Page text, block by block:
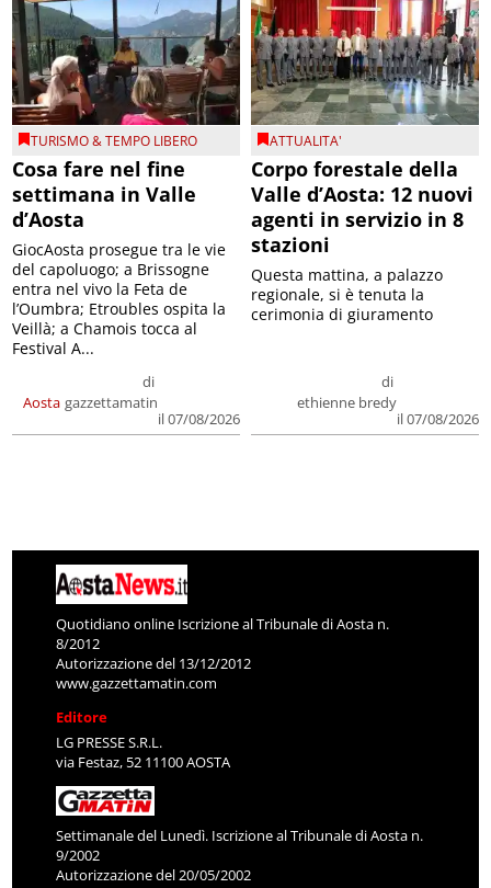
TURISMO & TEMPO LIBERO
Cosa fare nel fine
settimana in Valle
d’Aosta
Aosta
di
gazzettamatin
il 07/08/2026
GiocAosta prosegue tra le vie
del capoluogo; a Brissogne
entra nel vivo la Feta de
l’Oumbra; Etroubles ospita la
Veillà; a Chamois tocca al
Festival A...
ATTUALITA'
Corpo forestale della
Valle d’Aosta: 12 nuovi
agenti in servizio in 8
stazioni
di
ethienne bredy
il 07/08/2026
Questa mattina, a palazzo
regionale, si è tenuta la
cerimonia di giuramento
Quotidiano online Iscrizione al Tribunale di Aosta n.
8/2012
Autorizzazione del 13/12/2012
www.gazzettamatin.com
Editore
LG PRESSE S.R.L.
via Festaz, 52 11100 AOSTA
Settimanale del Lunedì. Iscrizione al Tribunale di Aosta n.
9/2002
Autorizzazione del 20/05/2002